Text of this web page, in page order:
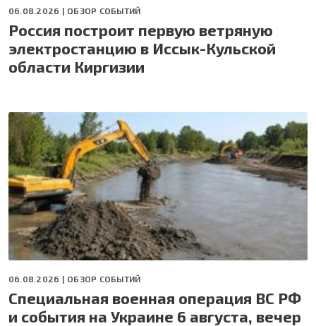
06.08.2026 | ОБЗОР СОБЫТИЙ
Россия построит первую ветряную
электростанцию в Иссык-Кульской
области Киргизии
06.08.2026 | ОБЗОР СОБЫТИЙ
Специальная военная операция ВС РФ
и события на Украине 6 августа, вечер